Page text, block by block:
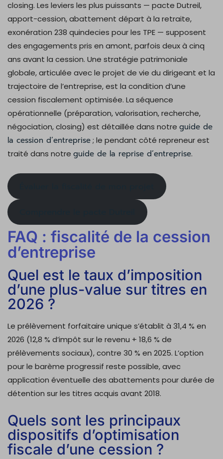
closing. Les leviers les plus puissants — pacte Dutreil,
apport-cession, abattement départ à la retraite,
exonération 238 quindecies pour les TPE — supposent
des engagements pris en amont, parfois deux à cinq
ans avant la cession. Une stratégie patrimoniale
globale, articulée avec le projet de vie du dirigeant et la
trajectoire de l’entreprise, est la condition d’une
cession fiscalement optimisée. La séquence
opérationnelle (préparation, valorisation, recherche,
négociation, closing) est détaillée dans notre guide de
la cession d’entreprise; le pendant côté repreneur est
traité dans notre guide de la reprise d’entreprise.
FAQ : fiscalité de la cession
d’entreprise
Quel est le taux d’imposition
d’une plus-value sur titres en
2026 ?
Le prélèvement forfaitaire unique s’établit à 31,4 % en
2026 (12,8 % d’impôt sur le revenu + 18,6 % de
prélèvements sociaux), contre 30 % en 2025. L’option
pour le barème progressif reste possible, avec
application éventuelle des abattements pour durée de
détention sur les titres acquis avant 2018.
Quels sont les principaux
dispositifs d’optimisation
fiscale d’une cession ?